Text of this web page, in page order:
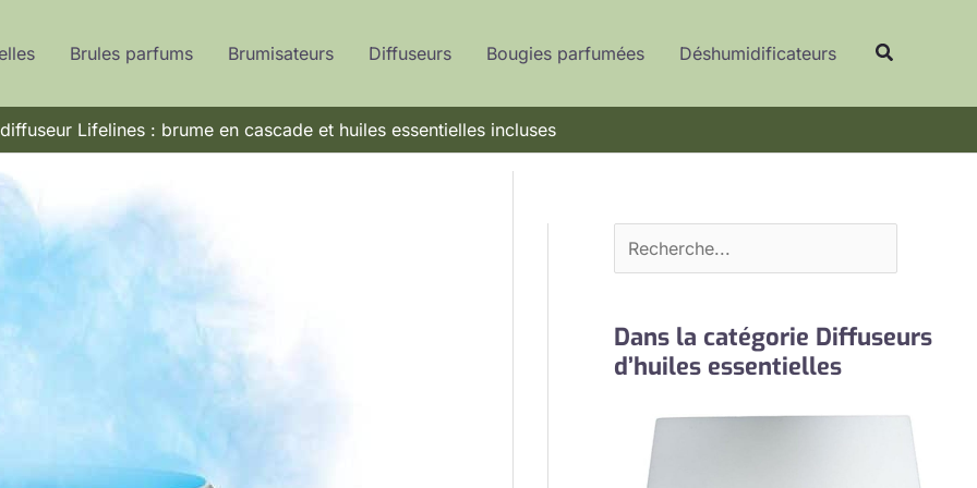
Brules parfums Brumisateurs Diffuseurs Bougies parfumées Déshumidificateurs
Lifelines : brume en cascade et huiles essentielles incluses
e
e
c
r
Dans la catégorie Diffuseurs
d’huiles essentielles